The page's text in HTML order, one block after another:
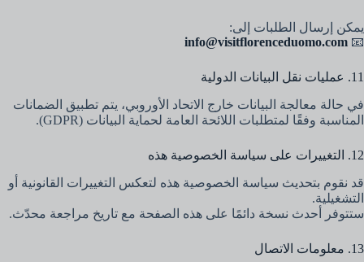
يمكن إرسال الطلبات إلى:
📧
info@visitflorenceduomo.com
11. عمليات نقل البيانات الدولية
في حالة معالجة البيانات خارج الاتحاد الأوروبي، يتم تطبيق الضمانات
المناسبة وفقًا لمتطلبات اللائحة العامة لحماية البيانات (GDPR).
12. التغييرات على سياسة الخصوصية هذه
قد نقوم بتحديث سياسة الخصوصية هذه لتعكس التغييرات القانونية أو
التشغيلية.
ستتوفر أحدث نسخة دائمًا على هذه الصفحة مع تاريخ مراجعة محدّث.
13. معلومات الاتصال